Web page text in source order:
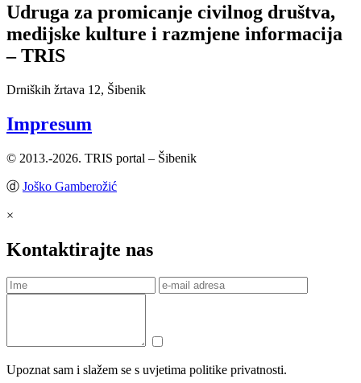
Udruga za promicanje civilnog društva,
medijske kulture i razmjene informacija
– TRIS
Drniških žrtava 12, Šibenik
Impresum
© 2013.-2026. TRIS portal – Šibenik
ⓓ Joško Gamberožić
×
Kontaktirajte nas
Upoznat sam i slažem se s uvjetima politike privatnosti.